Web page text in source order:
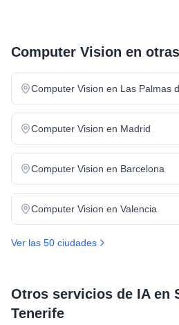
Computer Vision en
Computer Vision en Las Palmas
Computer Vision en Madrid
Computer Vision en Barcelona
Computer Vision en Valencia
Ver las 50 ciudades
Otros servicios de IA en
Tenerife